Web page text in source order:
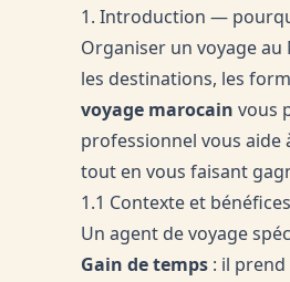
1. Introduction —
Organiser un voyage au
les destinations, les
voyage marocain vous
professionnel vous aide
tout en vous faisant
1.1 Contexte et bénéfices
Un agent de voyage
Gain de temps : il